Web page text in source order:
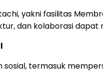
yakni fasilitas
dan kolaborasi
sosial, termasuk